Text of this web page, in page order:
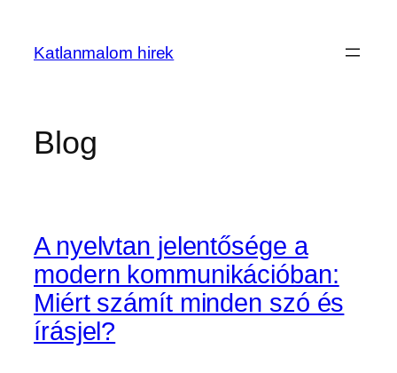
tartalomhoz
Katlanmalom hirek
Blog
A nyelvtan jelentősége a
modern kommunikációban:
Miért számít minden szó és
írásjel?